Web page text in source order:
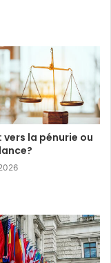
vers la pénurie ou